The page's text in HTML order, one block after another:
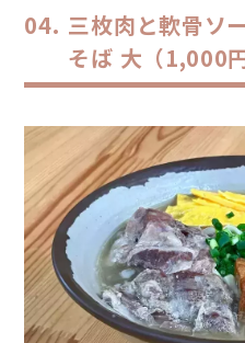
三枚肉と軟骨ソ
そば 大（1,000円